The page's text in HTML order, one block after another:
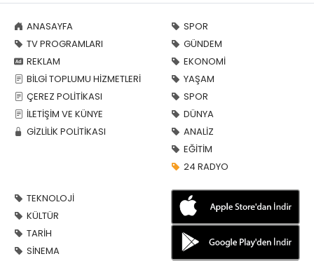
ANASAYFA
TV PROGRAMLARI
REKLAM
BİLGİ TOPLUMU HİZMETLERİ
ÇEREZ POLİTİKASI
İLETİŞİM VE KÜNYE
GİZLİLİK POLİTİKASI
SPOR
GÜNDEM
EKONOMİ
YAŞAM
SPOR
DÜNYA
ANALİZ
EĞİTİM
24 RADYO
TEKNOLOJİ
KÜLTÜR
TARİH
SİNEMA